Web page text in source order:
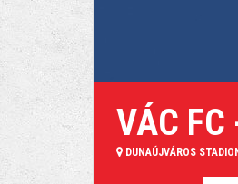
VÁC FC
DUNAÚJVÁROS